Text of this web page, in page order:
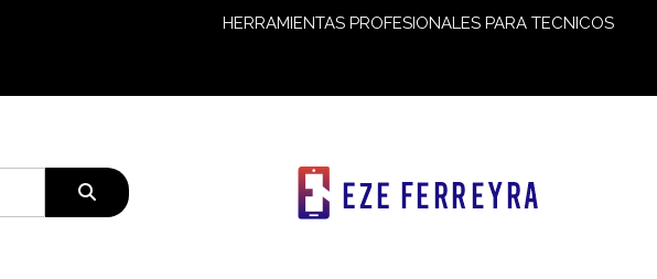
HERRAMIENTAS PROFESIONALES PARA TECNICOS